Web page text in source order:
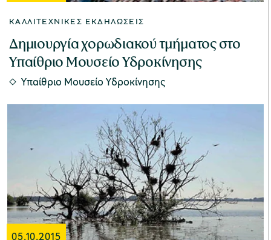
ΚΑΛΛΙΤΕΧΝΙΚΈΣ ΕΚΔΗΛΏΣΕΙΣ
Δημιουργία χορωδιακού τμήματος στο
Υπαίθριο Μουσείο Υδροκίνησης
Υπαίθριο Μουσείο Υδροκίνησης
05.10.2015